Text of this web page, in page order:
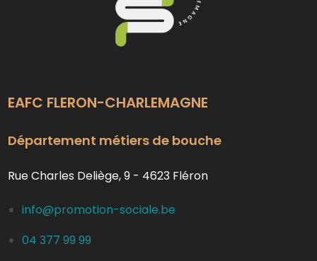
EAFC FLERON-CHARLEMAGNE
Département métiers de bouche
Rue Charles Deliège, 9 - 4623 Fléron
info@promotion-sociale.be
04 377 99 99